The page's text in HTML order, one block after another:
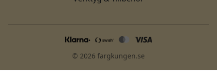
© 2026 fargkungen.se